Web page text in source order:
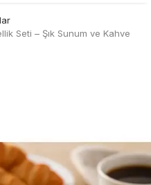
Seti – Şık Sunum ve Kahve